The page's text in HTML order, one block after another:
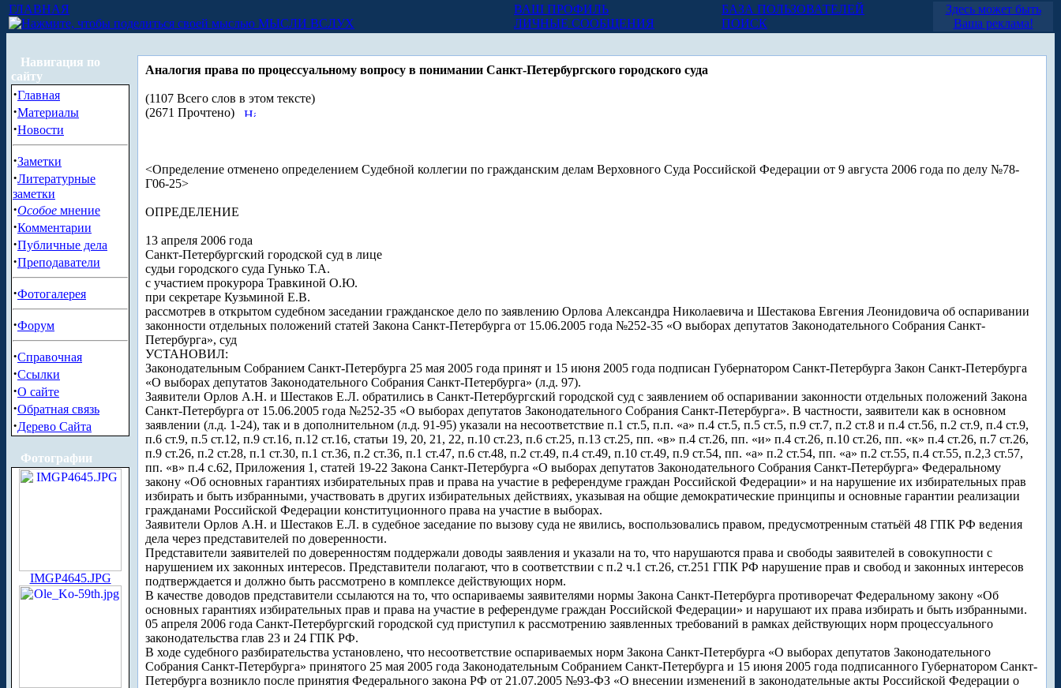
ГЛАВНАЯ
МЫСЛИ ВСЛУХ
ВАШ ПРОФИЛЬ
ЛИЧНЫЕ СООБЩЕНИЯ
БАЗА ПОЛЬЗОВАТЕЛЕЙ
ПОИСК
Здесь может быть
Ваша реклама!
Навигация по
сайту
·Главная
·Материалы
·Новости
·Заметки
·Литературные
заметки
·Особое мнение
·Комментарии
·Публичные дела
·Преподаватели
·Фотогалерея
·Форум
·Справочная
·Ссылки
·О сайте
·Обратная связь
·Дерево Сайта
Фотографии
IMGP4645.JPG
Аналогия права по процессуальному вопросу в понимании Санкт-Петербургского городского суда
(1107 Всего слов в этом тексте)
(2671 Прочтено)
<Определение отменено определением Судебной коллегии по гражданским делам Верховного Суда Российской Федерации от 9 августа 2006 года по делу №78-
Г06-25>
ОПРЕДЕЛЕНИЕ
13 апреля 2006 года
Санкт-Петербургский городской суд в лице
судьи городского суда Гунько Т.А.
с участием прокурора Травкиной О.Ю.
при секретаре Кузьминой Е.В.
рассмотрев в открытом судебном заседании гражданское дело по заявлению Орлова Александра Николаевича и Шестакова Евгения Леонидовича об оспаривании
законности отдельных положений статей Закона Санкт-Петербурга от 15.06.2005 года №252-35 «О выборах депутатов Законодательного Собрания Санкт-
Петербурга», суд
УСТАНОВИЛ:
Законодательным Собранием Санкт-Петербурга 25 мая 2005 года принят и 15 июня 2005 года подписан Губернатором Санкт-Петербурга Закон Санкт-Петербурга
«О выборах депутатов Законодательного Собрания Санкт-Петербурга» (л.д. 97).
Заявители Орлов А.Н. и Шестаков Е.Л. обратились в Санкт-Петербургский городской суд с заявлением об оспаривании законности отдельных положений Закона
Санкт-Петербурга от 15.06.2005 года №252-35 «О выборах депутатов Законодательного Собрания Санкт-Петербурга». В частности, заявители как в основном
заявлении (л.д. 1-24), так и в дополнительном (л.д. 91-95) указали на несоответствие п.1 ст.5, п.п. «а» п.4 ст.5, п.5 ст.5, п.9 ст.7, п.2 ст.8 и п.4 ст.56, п.2 ст.9, п.4 ст.9,
п.6 ст.9, п.5 ст.12, п.9 ст.16, п.12 ст.16, статьи 19, 20, 21, 22, п.10 ст.23, п.6 ст.25, п.13 ст.25, пп. «в» п.4 ст.26, пп. «и» п.4 ст.26, п.10 ст.26, пп. «к» п.4 ст.26, п.7 ст.26,
п.9 ст.26, п.2 ст.28, п.1 ст.30, п.1 ст.36, п.2 ст.36, п.1 ст.47, п.6 ст.48, п.2 ст.49, п.4 ст.49, п.10 ст.49, п.9 ст.54, пп. «а» п.2 ст.54, пп. «а» п.2 ст.55, п.4 ст.55, п.2,3 ст.57,
пп. «в» п.4 с.62, Приложения 1, статей 19-22 Закона Санкт-Петербурга «О выборах депутатов Законодательного Собрания Санкт-Петербурга» Федеральному
закону «Об основных гарантиях избирательных прав и права на участие в референдуме граждан Российской Федерации» и на нарушение их избирательных прав
избирать и быть избранными, участвовать в других избирательных действиях, указывая на общие демократические принципы и основные гарантии реализации
гражданами Российской Федерации конституционного права на участие в выборах.
Заявители Орлов А.Н. и Шестаков Е.Л. в судебное заседание по вызову суда не явились, воспользовались правом, предусмотренным статьёй 48 ГПК РФ ведения
дела через представителей по доверенности.
Представители заявителей по доверенностям поддержали доводы заявления и указали на то, что нарушаются права и свободы заявителей в совокупности с
нарушением их законных интересов. Представители полагают, что в соответствии с п.2 ч.1 ст.26, ст.251 ГПК РФ нарушение прав и свобод и законных интересов
подтверждается и должно быть рассмотрено в комплексе действующих норм.
В качестве доводов представители ссылаются на то, что оспариваемы заявителями нормы Закона Санкт-Петербурга противоречат Федеральному закону «Об
основных гарантиях избирательных прав и права на участие в референдуме граждан Российской Федерации» и нарушают их права избирать и быть избранными.
05 апреля 2006 года Санкт-Петербургский городской суд приступил к рассмотрению заявленных требований в рамках действующих норм процессуального
законодательства глав 23 и 24 ГПК РФ.
В ходе судебного разбирательства установлено, что несоответствие оспариваемых норм Закона Санкт-Петербурга «О выборах депутатов Законодательного
Собрания Санкт-Петербурга» принятого 25 мая 2005 года Законодательным Собранием Санкт-Петербурга и 15 июня 2005 года подписанного Губернатором Санкт-
Петербурга возникло после принятия Федерального закона РФ от 21.07.2005 №93-ФЗ «О внесении изменений в законодательные акты Российской Федерации о